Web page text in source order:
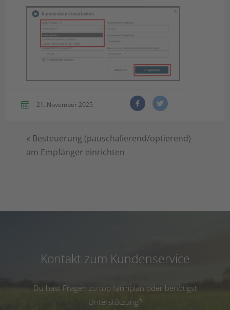
21. November 2025
« Besteuerung (pauschalierend/optierend)
am Empfänger einrichten
Kontakt zum Kundenservice
Du hast Fragen zu top farmplan oder benötigst
Unterstützung?